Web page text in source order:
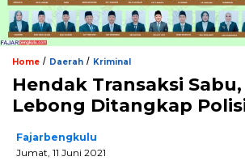
Home / Daerah / Kriminal
Hendak Transaksi
Lebong Ditangkap
Fajarbengkulu
Jumat, 11 Juni 2021